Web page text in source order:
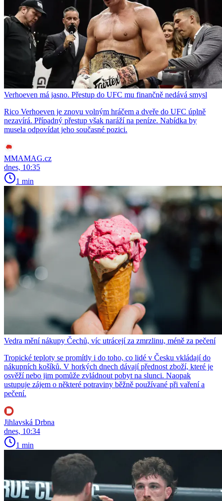
Verhoeven má jasno. Přestup do UFC mu finančně nedává smysl
Rico Verhoeven je znovu volným hráčem a dveře do UFC úplně
nezavírá. Případný přestup však naráží na peníze. Nabídka by
musela odpovídat jeho současné pozici.
MMAMAG.cz
dnes, 10:35
1 min
Vedra mění nákupy Čechů, víc utrácejí za zmrzlinu, méně za pečení
Tropické teploty se promítly i do toho, co lidé v Česku vkládají do
nákupních košíků. V horkých dnech dávají přednost zboží, které je
osvěží nebo jim pomůže zvládnout pobyt na slunci. Naopak
ustupuje zájem o některé potraviny běžně používané při vaření a
pečení.
Jihlavská Drbna
dnes, 10:34
1 min